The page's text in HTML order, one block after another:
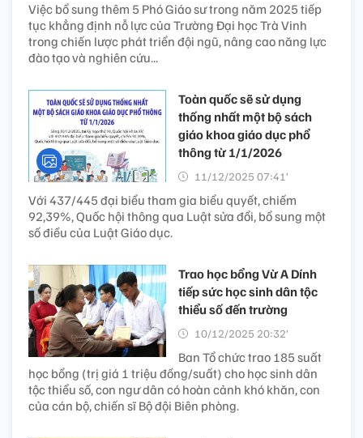
Việc bổ sung thêm 5 Phó Giáo sư trong năm 2025 tiếp
tục khẳng định nỗ lực của Trường Đại học Trà Vinh
trong chiến lược phát triển đội ngũ, nâng cao năng lực
đào tạo và nghiên cứu...
Toàn quốc sẽ sử dụng
thống nhất một bộ sách
giáo khoa giáo dục phổ
thông từ 1/1/2026
11/12/2025 07:41’
Với 437/445 đại biểu tham gia biểu quyết, chiếm
92,39%, Quốc hội thông qua Luật sửa đổi, bổ sung một
số điều của Luật Giáo dục.
Trao học bổng Vừ A Dính
tiếp sức học sinh dân tộc
thiểu số đến trường
10/12/2025 20:32’
Ban Tổ chức trao 185 suất
học bổng (trị giá 1 triệu đồng/suất) cho học sinh dân
tộc thiểu số, con ngư dân có hoàn cảnh khó khăn, con
của cán bộ, chiến sĩ Bộ đội Biên phòng.